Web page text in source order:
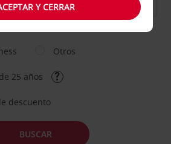
Otros
25 años
descuento
BUSCAR
Y CERRAR